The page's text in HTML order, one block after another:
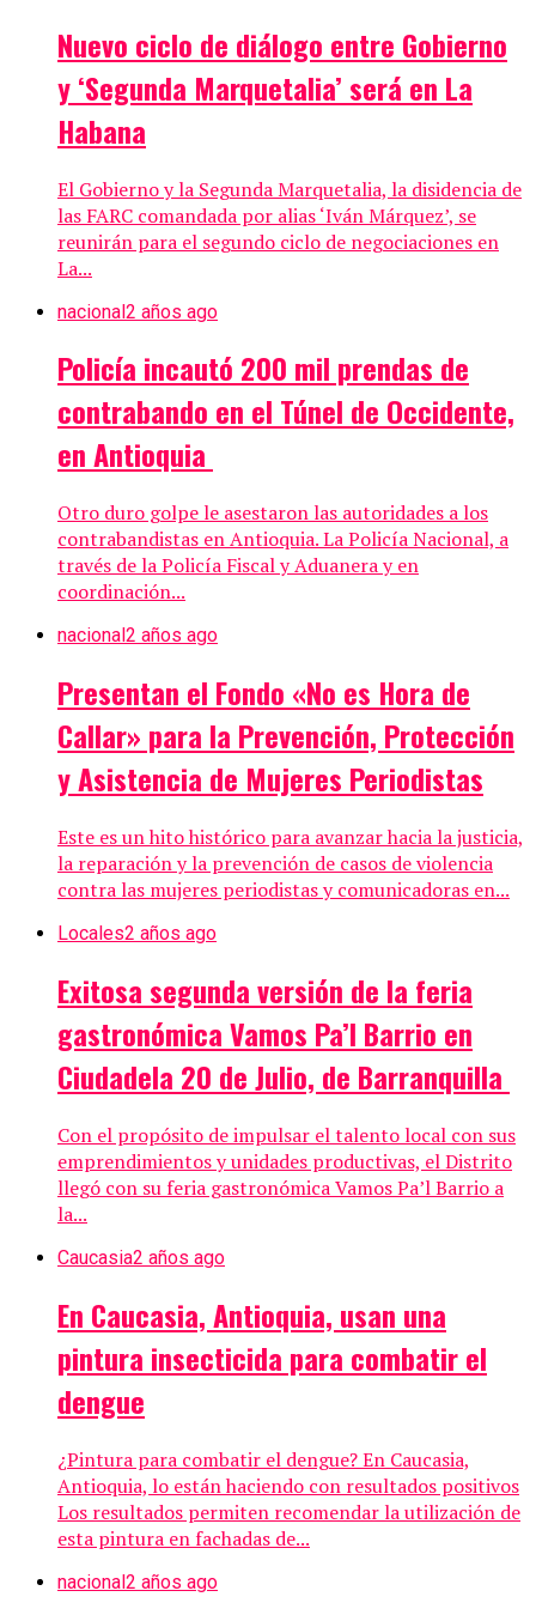
Nuevo ciclo de diálogo entre Gobierno
y ‘Segunda Marquetalia’ será en La
Habana
El Gobierno y la Segunda Marquetalia, la disidencia de
las FARC comandada por alias ‘Iván Márquez’, se
reunirán para el segundo ciclo de negociaciones en
La...
nacional2 años ago
Policía incautó 200 mil prendas de
contrabando en el Túnel de Occidente,
en Antioquia
Otro duro golpe le asestaron las autoridades a los
contrabandistas en Antioquia. La Policía Nacional, a
través de la Policía Fiscal y Aduanera y en
coordinación...
nacional 2 años ago
Presentan el Fondo «No es Hora de
Callar» para la Prevención, Protección
y Asistencia de Mujeres Periodistas
Este es un hito histórico para avanzar hacia la justicia,
la reparación y la prevención de casos de violencia
contra las mujeres periodistas y comunicadoras en...
Locales2 años ago
Exitosa segunda versión de la feria
gastronómica Vamos Pa’l Barrio en
Ciudadela 20 de Julio, de Barranquilla
Con el propósito de impulsar el talento local con sus
emprendimientos y unidades productivas, el Distrito
llegó con su feria gastronómica Vamos Pa’l Barrio a
la...
Caucasia2 años ago
En Caucasia, Antioquia, usan una
pintura insecticida para combatir el
dengue
¿Pintura para combatir el dengue? En Caucasia,
Antioquia, lo están haciendo con resultados positivos
Los resultados permiten recomendar la utilización de
esta pintura en fachadas de...
nacional2 años ago